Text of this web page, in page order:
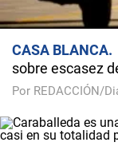
CASA BLANCA
sobre escasez
Por REDACCIÓN/